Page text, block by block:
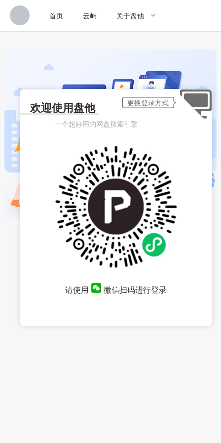
首页 云屿 关于盘他
欢迎使用盘他
一个超好用的网盘搜索引擎
请使用 微信扫码进行登录